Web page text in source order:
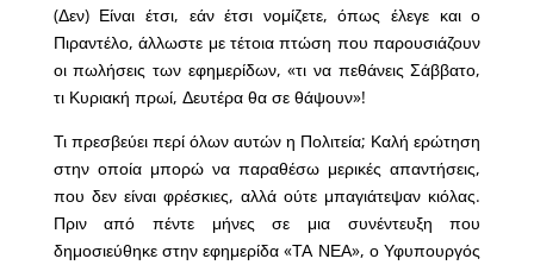
(Δεν) Είναι έτσι, εάν έτσι νομίζετε, όπως έλεγε και ο
Πιραντέλο, άλλωστε με τέτοια πτώση που παρουσιάζουν
οι πωλήσεις των εφημερίδων, «τι να πεθάνεις Σάββατο,
τι Κυριακή πρωί, Δευτέρα θα σε θάψουν»!
Τι πρεσβεύει περί όλων αυτών η Πολιτεία; Καλή ερώτηση
στην οποία μπορώ να παραθέσω μερικές απαντήσεις,
που δεν είναι φρέσκιες, αλλά ούτε μπαγιάτεψαν κιόλας.
Πριν από πέντε μήνες σε μια συνέντευξη που
δημοσιεύθηκε στην εφημερίδα «ΤΑ ΝΕΑ», ο Υφυπουργός